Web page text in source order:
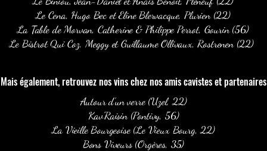
Le Cena, Hugo Bec et Eline Blervacque, Plurien (22)
La Table de Morvan, Catherine & Philippe Perrot, Gourin (56)
Le Bistrot Qui Coz, Meggy et Guillaume Ollivaux, Rostrenen (22)
Mais également, retrouvez nos vins chez nos amis cavistes et partenaires
Autour d'un verre (Uzel, 22)
Kav'Raisin (Pontivy, 56)
La Vieille Bourgeoise (Le Vieux Bourg, 22)
Bons Viveurs (Orgères, 35)